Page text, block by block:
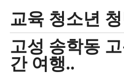
교육 청소년
고성 송학동
간 여행..